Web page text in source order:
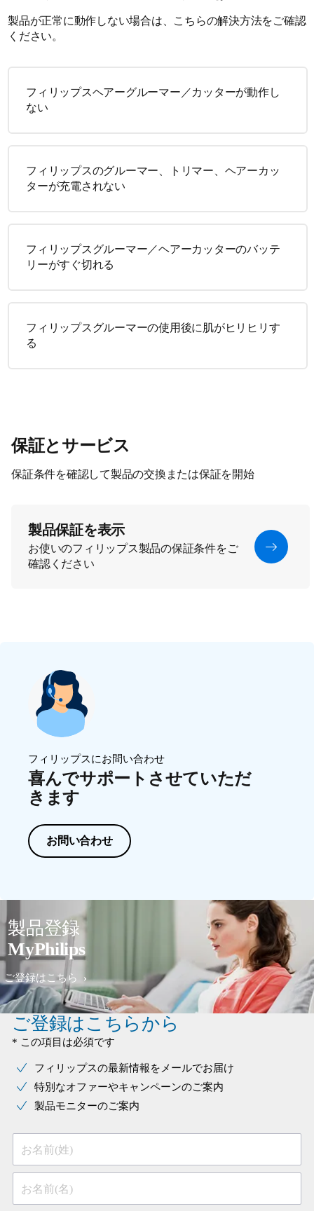
製品が正常に動作しない場合は、こちらの解決方法をご確認
ください。
フィリップスヘアーグルーマー／カッターが動作し
ない
フィリップスのグルーマー、トリマー、ヘアーカッ
ターが充電されない
フィリップスグルーマー／ヘアーカッターのバッテ
リーがすぐ切れる
フィリップスグルーマーの使用後に肌がヒリヒリす
る
保証とサービス
保証条件を確認して製品の交換または保証を開始
製品保証を表示
お使いのフィリップス製品の保証条件をご
確認ください
フィリップスにお問い合わせ
喜んでサポートさせていただ
きます
お問い合わせ
製品登録
MyPhilips
ご登録はこちら
ご登録はこちらから
* この項目は必須です
フィリップスの最新情報をメールでお届け
特別なオファーやキャンペーンのご案内
製品モニターのご案内
お名前(姓)
お名前(名)